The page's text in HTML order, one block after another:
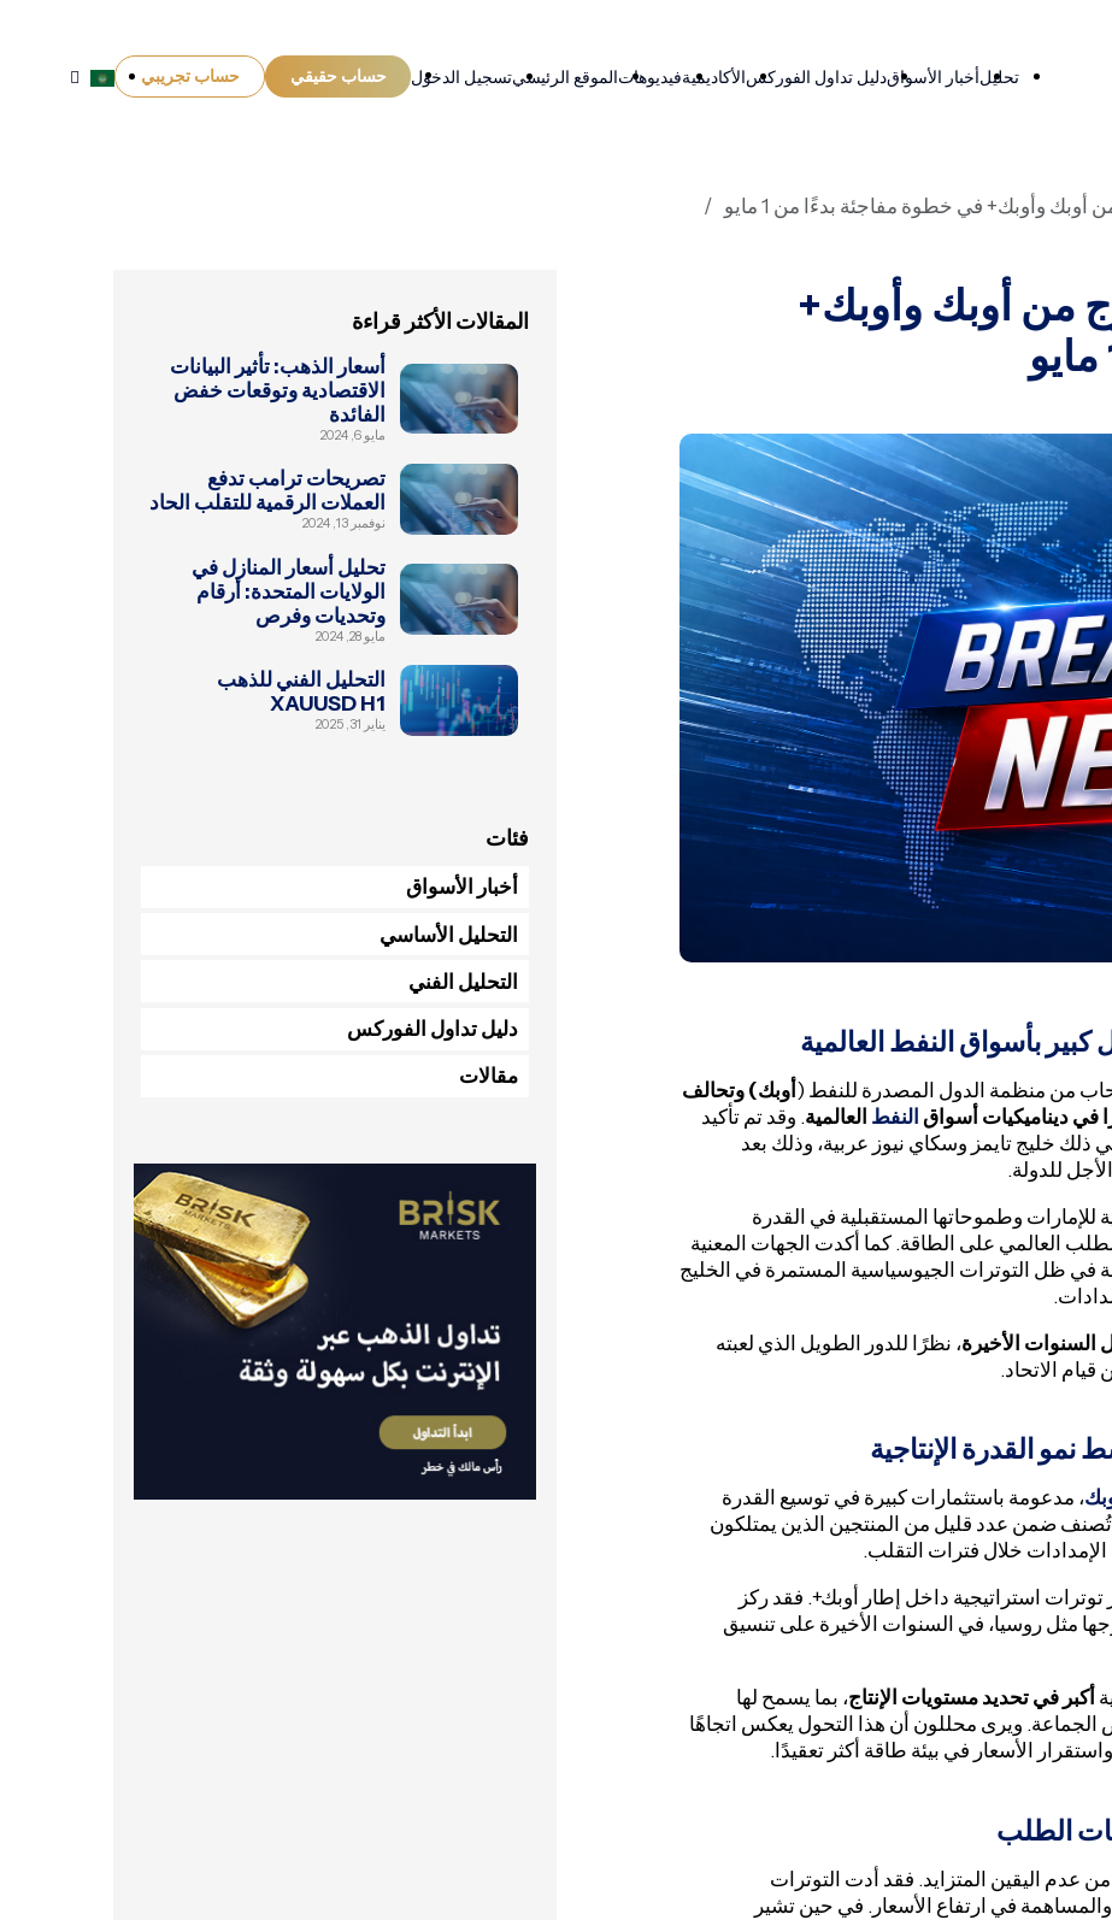
تحليلأخبار الأسواقدليل تداول الفوركسالأكاديميةفيديوهاتالموقع الرئيسيتسجيل الدخول حساب حقيقي حساب تجريبي
وأوبك+ في خطوة مفاجئة بدءًا من 1 مايو
من أوبك وأوبك+
بأسواق النفط العالمية
من منظمة الدول المصدرة للنفط (أوبك) وتحالف
في ديناميكيات أسواق النفط العالمية. وقد تم تأكيد
في ذلك خليج تايمز وسكاي نيوز عربية، وذلك بعد
للدولة.
وطموحاتها المستقبلية في القدرة
الطلب العالمي على الطاقة. كما أكدت الجهات المعنية
ظل التوترات الجيوسياسية المستمرة في الخليج
السنوات الأخيرة، نظرًا للدور الطويل الذي لعبته
القدرة الإنتاجية
، مدعومة باستثمارات كبيرة في توسيع القدرة
تُصنف ضمن عدد قليل من المنتجين الذين يمتلكون
الإمدادات خلال فترات التقلب.
استراتيجية داخل إطار أوبك+. فقد ركز
مثل روسيا، في السنوات الأخيرة على تنسيق
أكبر في تحديد مستويات الإنتاج، بما يسمح لها
الجماعة. ويرى محللون أن هذا التحول يعكس اتجاهًا
الأسعار في بيئة طاقة أكثر تعقيدًا.
الطلب
عدم اليقين المتزايد. فقد أدت التوترات
في ارتفاع الأسعار. في حين تشير
المقالات الأكثر قراءة
أسعار الذهب: تأثير البيانات
الاقتصادية وتوقعات خفض
الفائدة
مايو 6, 2024
تصريحات ترامب تدفع
العملات الرقمية للتقلب الحاد
نوفمبر 13, 2024
تحليل أسعار المنازل في
الولايات المتحدة: أرقام
وتحديات وفرص
مايو 28, 2024
التحليل الفني للذهب
XAUUSD H1
يناير 31, 2025
فئات
أخبار الأسواق
التحليل الأساسي
التحليل الفني
دليل تداول الفوركس
مقالات